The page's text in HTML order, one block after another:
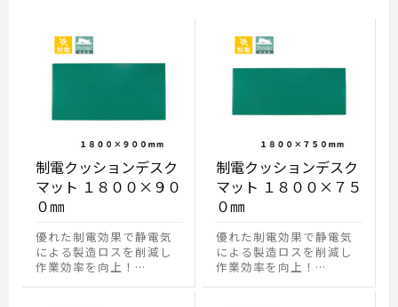
制電クッションデスク
マット １８００×９０
０㎜
優れた制電効果で静電気
による製造ロスを削減し
作業効率を向上！…
制電クッションデスク
マット １８００×７５
０㎜
優れた制電効果で静電気
による製造ロスを削減し
作業効率を向上！…